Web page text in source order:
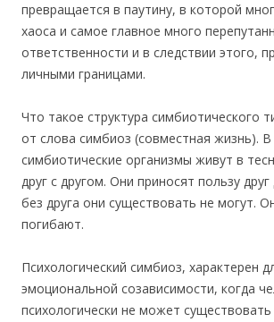
превращается в паутину, в которой
хаоса и самое главное много
ответственности и в следствии этого,
личными границами.
Что такое структура симбиотического
от слова симбиоз (совместная жизнь).
симбиотические организмы живут в
друг с другом. Они приносят пользу друг
без друга они существовать не могут.
погибают.
Психологический симбиоз, характерен
эмоциональной созависимости, когда
психологически не может